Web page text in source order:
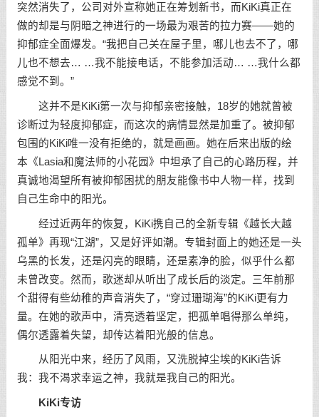
突然消失了，公司对外宣称她正在筹划新书，而KiKi真正在
做的却是与阴暗之神进行的一场最为艰苦的拉力赛——她的
抑郁症全面爆发。“我把自己关在屋子里，哪儿也去不了，哪
儿也不想去… …我不能接电话，不能参加活动… …我什么都
感觉不到。”
这并不是KiKi第一次与抑郁亲密接触，18岁的她就曾被
诊断过为轻度抑郁症，而这次的病情显然是加重了。被抑郁
包围的KiKi唯一没有拒绝的，就是画画。她在后来出版的绘
本《Lasia和魔法师的小花园》中坦承了自己的心路历程，并
真诚地渴望所有被抑郁困扰的朋友能像书中人物一样，找到
自己生命中的阳光。
经过近两年的恢复，KiKi携自己的全新专辑《越长大越
孤单》再现“江湖”，又是好评如潮。专辑封面上的她还是一头
乌黑的长发，还是闪亮的眼睛，还是素净的脸，似乎什么都
未曾改变。然而，歌迷却从听出了成长后的淡定。三年前那
个甜得有些幼稚的声音消失了，“穿过珊瑚海”的KiKi更有力
量。在她的歌声中，清亮透着坚定，把孤单唱得那么单纯，
偶尔透露着失望，却传达着阳光般的信息。
从阳光中来，经历了风雨，又洗脱掉尘埃的KiKi告诉
我：我不渴求幸运之神，我就是我自己的阳光。
KiKi专访